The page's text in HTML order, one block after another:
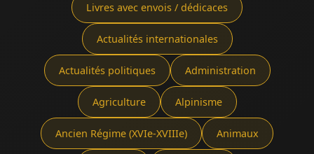
Livres avec envois / dédicaces
Actualités internationales
Actualités politiques Administration
Agriculture Alpinisme
Ancien Régime (XVIe-XVIIIe) Animaux